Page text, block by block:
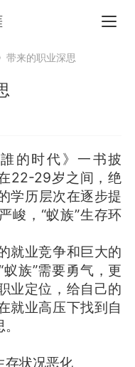
带来的职业深思
时代》一书披
22-29岁之间，绝
学历层次在逐步提
峻，“蚁族”生存环
业竞争和巨大的
族”需要勇气，更
业定位，给自己的
就业高压下找到自
状况恶化